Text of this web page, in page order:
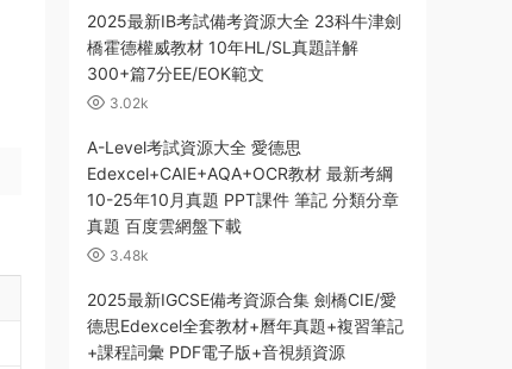
2025最新IB考試備考資源大全 23科牛津劍
橋霍德權威教材 10年HL/SL真題詳解
300+篇7分EE/EOK範文
3.02k
A-Level考試資源大全 愛德思
Edexcel+CAIE+AQA+OCR教材 最新考綱
10-25年10月真題 PPT課件 筆記 分類分章
真題 百度雲網盤下載
3.48k
2025最新IGCSE備考資源合集 劍橋CIE/愛
德思Edexcel全套教材+曆年真題+複習筆記
+課程詞彙 PDF電子版+音視頻資源